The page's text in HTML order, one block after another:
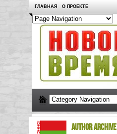
ГЛАВНАЯ О ПРОЕКТЕ
AUTHOR ARCHIVE